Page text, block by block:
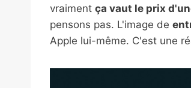
vraiment ça vaut le prix
pensons pas. L'image de
Apple lui-même. C'est une